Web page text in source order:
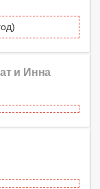
и Инна